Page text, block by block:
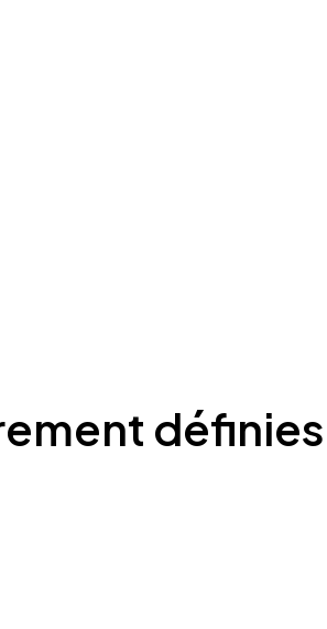
définies